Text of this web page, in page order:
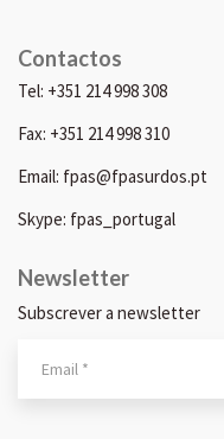
Contactos
Tel: +351 214 998 308
Fax: +351 214 998 310
Email: fpas@fpasurdos.pt
Skype: fpas_portugal
Newsletter
Subscrever a newsletter